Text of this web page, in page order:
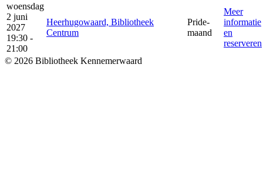
woensdag
2 juni
2027
19:30 -
21:00
Heerhugowaard, Bibliotheek
Centrum
Pride-
maand
Meer
informatie
en
reserveren
© 2026 Bibliotheek Kennemerwaard